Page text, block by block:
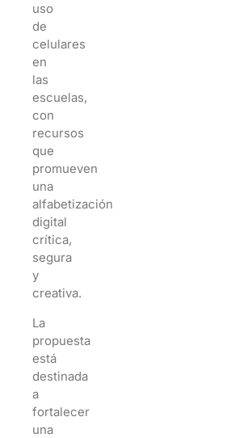
uso
de
celulares
en
las
escuelas,
con
recursos
que
promueven
una
alfabetización
digital
crítica,
segura
y
creativa.
La
propuesta
está
destinada
a
fortalecer
una